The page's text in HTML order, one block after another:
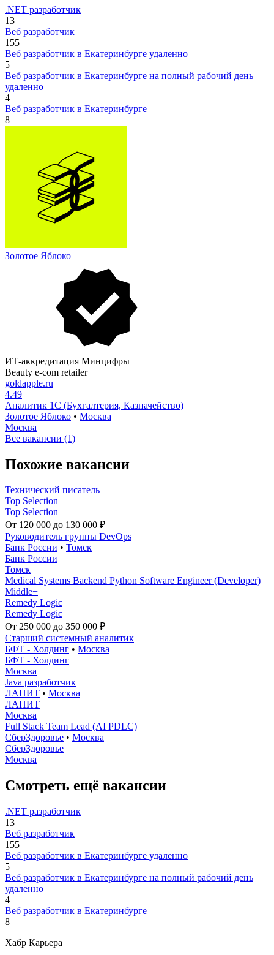
.NET разработчик
13
Веб разработчик
155
Веб разработчик в Екатеринбурге удаленно
5
Веб разработчик в Екатеринбурге на полный рабочий день
удаленно
4
Веб разработчик в Екатеринбурге
8
Золотое Яблоко
ИТ-аккредитация Минцифры
Beauty e-com retailer
goldapple.ru
4.49
Аналитик 1С (Бухгалтерия, Казначейство)
Золотое Яблоко • Москва
Москва
Все вакансии (1)
Похожие вакансии
Технический писатель
Top Selection
Top Selection
От 120 000 до 130 000 ₽
Руководитель группы DevOps
Банк России • Томск
Банк России
Томск
Medical Systems Backend Python Software Engineer (Developer)
Middle+
Remedy Logic
Remedy Logic
От 250 000 до 350 000 ₽
Старший системный аналитик
БФТ - Холдинг • Москва
БФТ - Холдинг
Москва
Java разработчик
ЛАНИТ • Москва
ЛАНИТ
Москва
Full Stack Team Lead (AI PDLC)
СберЗдоровье • Москва
СберЗдоровье
Москва
Смотреть ещё вакансии
.NET разработчик
13
Веб разработчик
155
Веб разработчик в Екатеринбурге удаленно
5
Веб разработчик в Екатеринбурге на полный рабочий день
удаленно
4
Веб разработчик в Екатеринбурге
8
Хабр Карьера